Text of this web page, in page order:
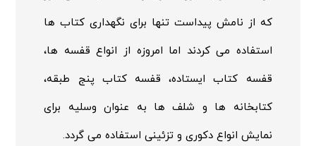
که از نامش پیداست تنها برای نگهداری کتاب ها
استفاده می کردند اما امروزه از انواع قفسه ها،
قفسه کتاب ایستاده، قفسه کتاب پنج طبقه،
کتابخانه ها و شلف ها به عنوان وسلیه برای
نمایش انواع دکوری و تزئینی استفاده می گردد.